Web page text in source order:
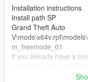
Installation instructions
Install path SP
Grand Theft Auto
m_freemode_01
if you already have a